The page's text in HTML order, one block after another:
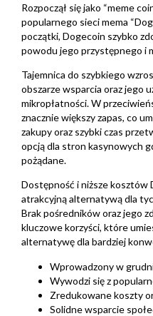
Rozpoczął się jako “meme
popularnego sieci mema
początki, Dogecoin szybko
powodu jego przystępnego i
Tajemnica do szybkiego
obszarze wsparcia oraz jego
mikropłatności. W
znacznie większy zapas, co
zakupy oraz szybki czas
opcją dla stron kasynowych
pożądane.
Dostępność i niższe kosztów
atrakcyjną alternatywą dla
Brak pośredników oraz jego
kluczowe korzyści, które
alternatywę dla bardziej
Wprowadzony w
Wywodzi się z
Zredukowane koszty
Solidne wsparcie